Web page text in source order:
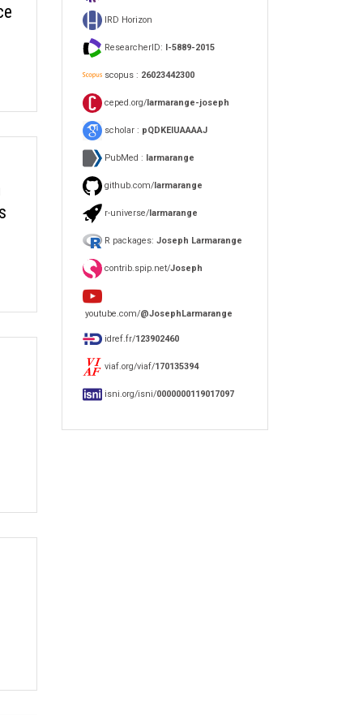
IRD Horizon
ResearcherID: I-5889-2015
scopus : 26023442300
ceped.org/larmarange-joseph
scholar : pQDKEIUAAAAJ
PubMed : larmarange
github.com/larmarange
r-universe/larmarange
R packages: Joseph Larmarange
contrib.spip.net/Joseph
youtube.com/@JosephLarmarange
idref.fr/123902460
viaf.org/viaf/170135394
isni.org/isni/0000000119017097